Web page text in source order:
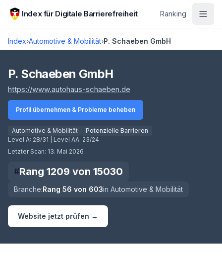
Zum Hauptinhalt springen
Index für Digitale Barrierefreiheit Ranking
Index›Automotive & Mobilität›P. Schaeben GmbH
Score lädt
P. Schaeben GmbH
https://www.autohaus-schaeben.de
Profil übernehmen & Probleme beheben
Automotive & Mobilität
Potenzielle Barrieren
Level A: 28/31 | Level AA: 23/24
Letzter Scan: 13. Mai 2026
#Rang 1209 von 15030
Branche:Rang 56 von 603in Automotive & Mobilität
Website jetzt prüfen →